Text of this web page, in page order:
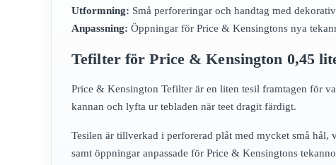
Utformning: Små perforeringar och handtag med
Anpassning: Öppningar för Price & Kensingtons nya
Tefilter för Price & Kensington 0,45
Price & Kensington Tefilter är en liten tesil framtagen för
kannan och lyfta ur tebladen när teet dragit färdigt.
Tesilen är tillverkad i perforerad plåt med mycket små
samt öppningar anpassade för Price & Kensingtons